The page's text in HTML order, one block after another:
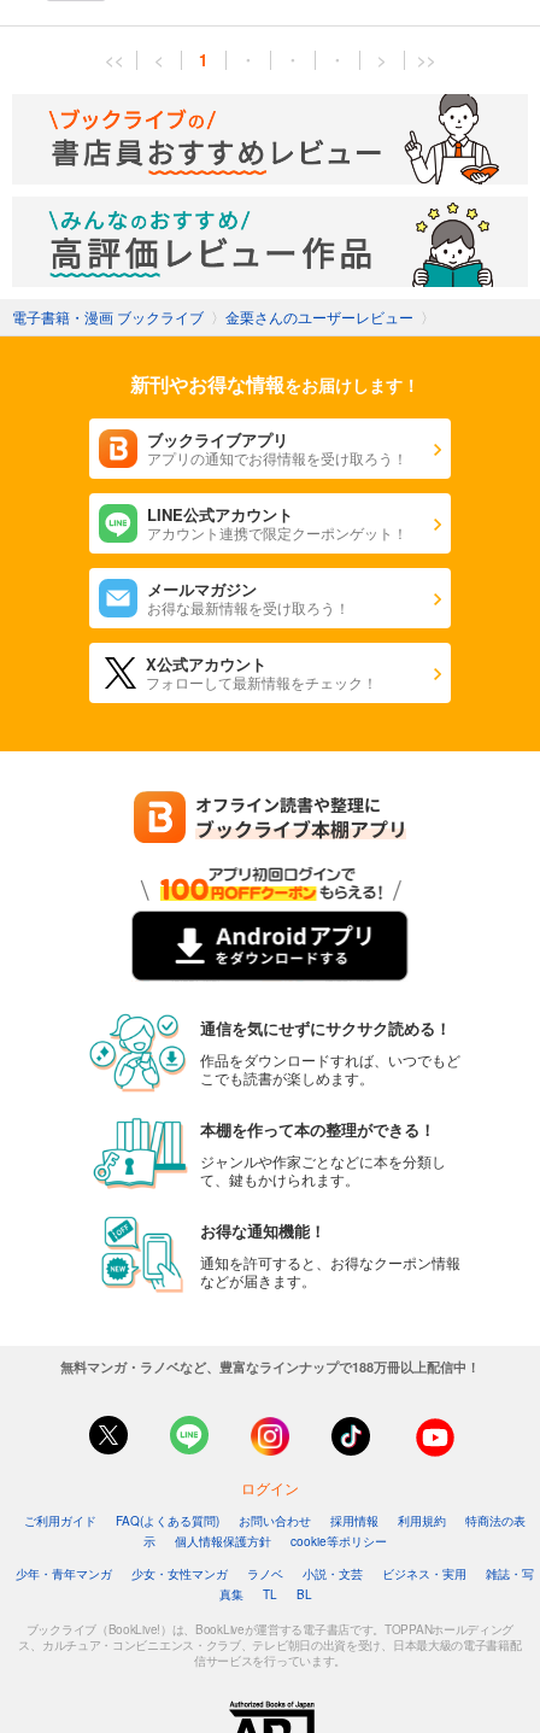
<< < 1 ・ ・ ・ > >>
電子書籍・漫画 ブックライブ 〉 金栗さんのユーザーレビュー 〉
新刊やお得な情報をお届けします！
ブックライブアプリ
アプリの通知でお得情報を受け取ろう！
LINE公式アカウント
アカウント連携で限定クーポンゲット！
メールマガジン
お得な最新情報を受け取ろう！
X公式アカウント
フォローして最新情報をチェック！
通信を気にせずにサクサク読める！
作品をダウンロードすれば、いつでもど
こでも読書が楽しめます。
本棚を作って本の整理ができる！
ジャンルや作家ごとなどに本を分類し
て、鍵もかけられます。
お得な通知機能！
通知を許可すると、お得なクーポン情報
などが届きます。
無料マンガ・ラノベなど、豊富なラインナップで188万冊以上配信中！
ログイン
ご利用ガイド FAQ(よくある質問) お問い合わせ 採用情報 利用規約
特商法の表
示
個人情報保護方針
cookie等ポリシー
少年・青年マンガ
少女・女性マンガ ラノベ 小説・文芸 ビジネス・実用
雑誌・写
真集
TL BL
ブックライブ（BookLive!）は、BookLiveが運営する電子書店です。TOPPANホールディング
ス、カルチュア・コンビニエンス・クラブ、テレビ朝日の出資を受け、日本最大級の電子書籍配
信サービスを行っています。